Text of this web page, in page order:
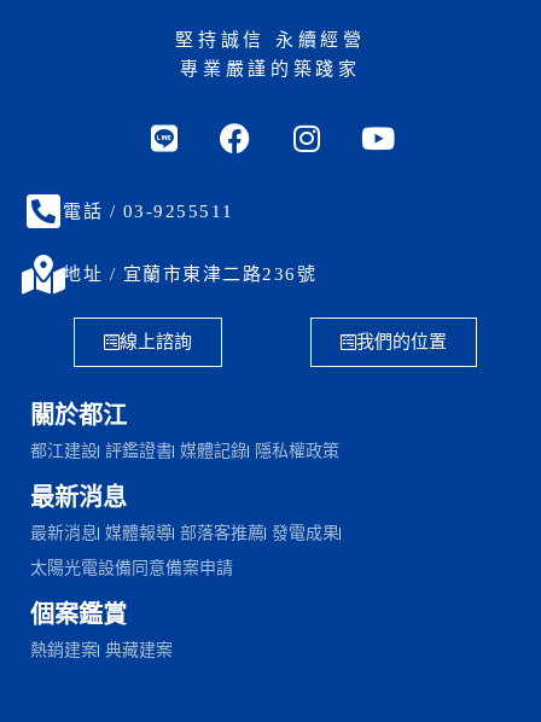
堅持誠信 永續經營
專業嚴謹的築踐家
電話 / 03-9255511
地址 / 宜蘭市東津二路236號
線上諮詢 我們的位置
關於都江
都江建設 評鑑證書 媒體記錄 隱私權政策
最新消息
最新消息 媒體報導 部落客推薦 發電成果
太陽光電設備同意備案申請
個案鑑賞
熱銷建案 典藏建案